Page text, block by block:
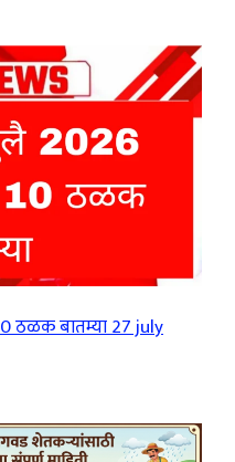
ठळक बातम्या 27 july